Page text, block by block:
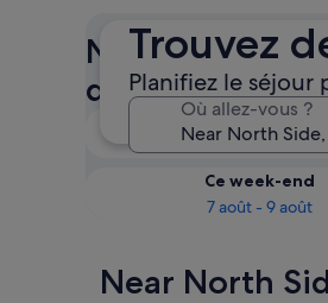
Trouvez
Planifiez le
Où allez-vous ?
Near North
des Hôtels au
Ce soir
6 août - 7 août
Ce week-end
7 août - 9 août
Near North